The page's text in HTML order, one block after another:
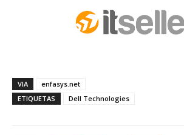
VIA
enfasys.net
ETIQUETAS
Dell Technologies